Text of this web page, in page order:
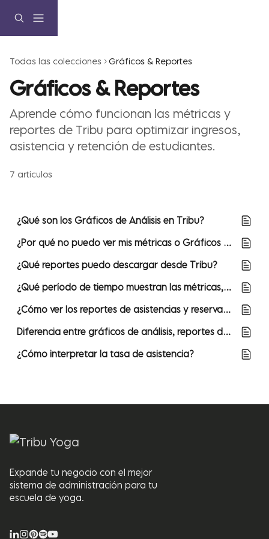
Todas las colecciones Gráficos & Reportes
Gráficos & Reportes
Aprende cómo funcionan las métricas y
reportes de Tribu para optimizar ingresos,
asistencia y retención de estudiantes.
7 artículos
¿Qué son los Gráficos de Análisis en Tribu?
¿Por qué no puedo ver mis métricas o Gráficos de Análisis?
¿Qué reportes puedo descargar desde Tribu?
¿Qué período de tiempo muestran las métricas, reportes o Gráficos de Análisis?
¿Cómo ver los reportes de asistencias y reservaciones de clases?
Diferencia entre gráficos de análisis, reportes dentro del sistema y reportes descargables
¿Cómo interpretar la tasa de asistencia?
Expande tu negocio con el mejor
sistema de administración para tu
escuela de yoga.